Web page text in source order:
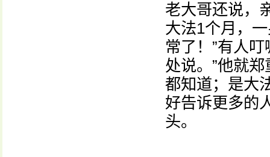
老大哥还说，
大法1个月，
常了！”有人
处说。”他就
都知道；是大
好告诉更多的
头。